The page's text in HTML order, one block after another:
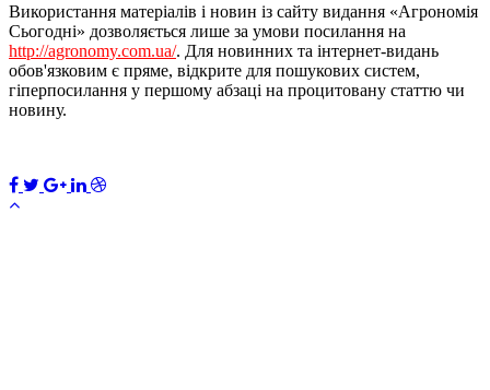
Використання матеріалів і новин із сайту видання «Агрономія
Сьогодні» дозволяється лише за умови посилання на
http://agronomy.com.ua/. Для новинних та інтернет-видань
обов'язковим є пряме, відкрите для пошукових систем,
гіперпосилання у першому абзаці на процитовану статтю чи
новину.